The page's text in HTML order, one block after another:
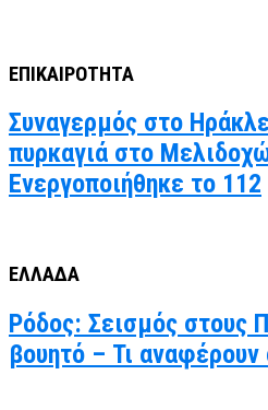
ΕΠΙΚΑΙΡΟΤΗΤΑ
Συναγερμός στο
πυρκαγιά στο
Ενεργοποιήθηκε το 112
ΕΛΛΑΔΑ
Ρόδος: Σεισμός στους
βουητό – Τι αναφέρουν